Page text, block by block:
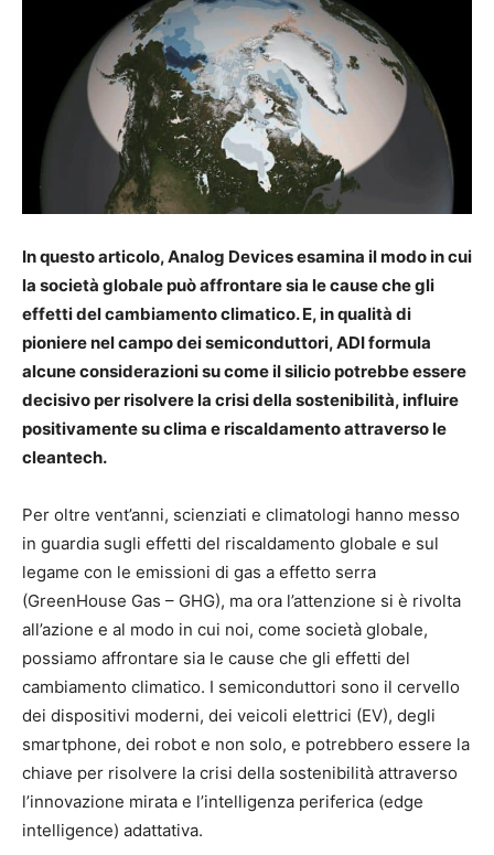
In questo articolo, Analog Devices esamina il modo in cui
la società globale può affrontare sia le cause che gli
effetti del cambiamento climatico. E, in qualità di
pioniere nel campo dei semiconduttori, ADI formula
alcune considerazioni su come il silicio potrebbe essere
decisivo per risolvere la crisi della sostenibilità, influire
positivamente su clima e riscaldamento attraverso le
cleantech.
Per oltre vent’anni, scienziati e climatologi hanno messo
in guardia sugli effetti del riscaldamento globale e sul
legame con le emissioni di gas a effetto serra
(GreenHouse Gas – GHG), ma ora l’attenzione si è rivolta
all’azione e al modo in cui noi, come società globale,
possiamo affrontare sia le cause che gli effetti del
cambiamento climatico. I semiconduttori sono il cervello
dei dispositivi moderni, dei veicoli elettrici (EV), degli
smartphone, dei robot e non solo, e potrebbero essere la
chiave per risolvere la crisi della sostenibilità attraverso
l’innovazione mirata e l’intelligenza periferica (edge
intelligence) adattativa.